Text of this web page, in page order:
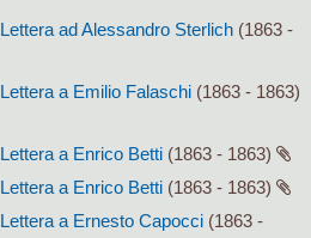
Lettera ad Alessandro Sterlich (1863 -
Lettera a Emilio Falaschi (1863 - 1863)
Lettera a Enrico Betti (1863 - 1863)
Lettera a Enrico Betti (1863 - 1863)
Lettera a Ernesto Capocci (1863 -